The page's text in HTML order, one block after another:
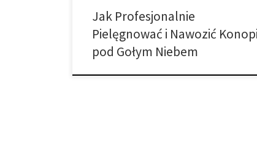
Jak Profesjonalnie
Pielęgnować i Nawozić
pod Gołym Niebem